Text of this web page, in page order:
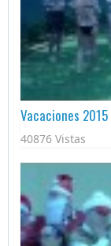
Vacaciones 2015
40876 Vistas